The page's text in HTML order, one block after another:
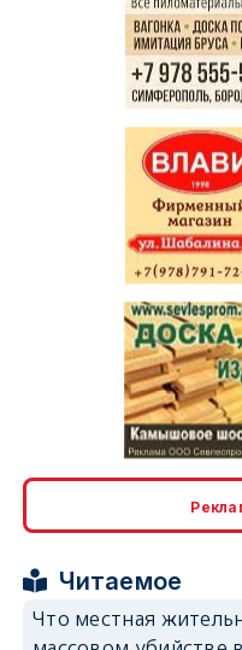
Читаемое
Что местная